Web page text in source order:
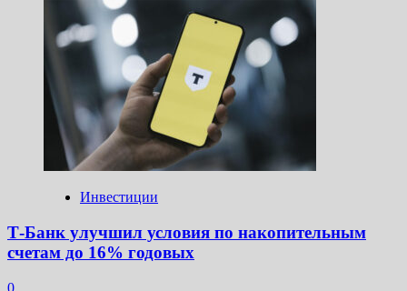
о
Аукционы
Минфина
по
ОФЗ
не
состоялись
из-
отсутствия
приемлемых
цен
Инвестиции
Т-Банк улучшил условия по накопительным
счетам до 16% годовых
0